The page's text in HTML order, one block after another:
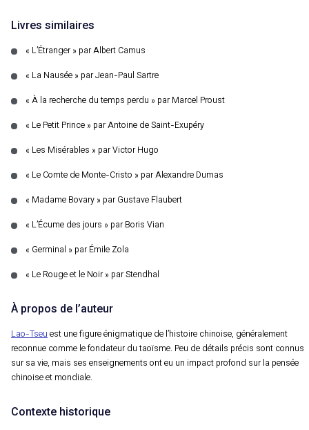
Livres similaires
« L’Étranger » par Albert Camus
« La Nausée » par Jean-Paul Sartre
« À la recherche du temps perdu » par Marcel Proust
« Le Petit Prince » par Antoine de Saint-Exupéry
« Les Misérables » par Victor Hugo
« Le Comte de Monte-Cristo » par Alexandre Dumas
« Madame Bovary » par Gustave Flaubert
« L’Écume des jours » par Boris Vian
« Germinal » par Émile Zola
« Le Rouge et le Noir » par Stendhal
À propos de l’auteur
Lao-Tseuest une figure énigmatique de l’histoire chinoise, généralement
reconnue comme le fondateur du taoïsme. Peu de détails précis sont connus
sur sa vie, mais ses enseignements ont eu un impact profond sur la pensée
chinoise et mondiale.
Contexte historique